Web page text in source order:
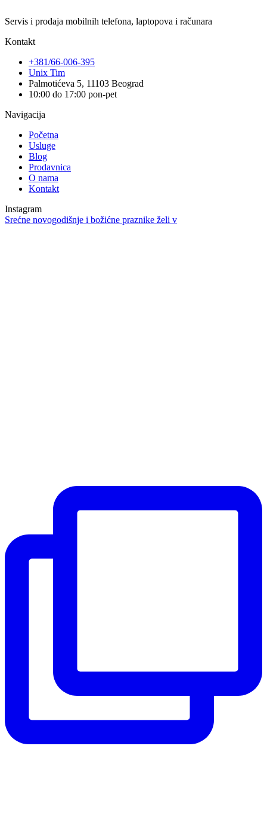
Servis i prodaja mobilnih telefona, laptopova i računara
Kontakt
+381/66-006-395
Unix Tim
Palmotićeva 5, 11103 Beograd
10:00 do 17:00 pon-pet
Navigacija
Početna
Usluge
Blog
Prodavnica
O nama
Kontakt
Instagram
Srećne novogodišnje i božićne praznike želi v